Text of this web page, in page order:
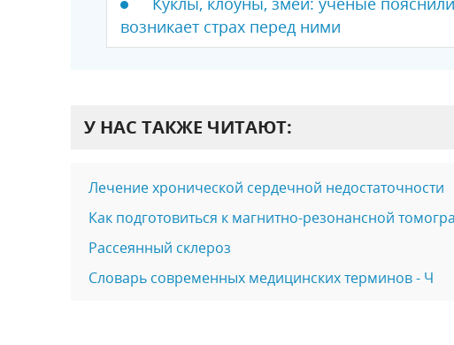
возникает страх перед ними
У НАС ТАКЖЕ ЧИТАЮТ:
Лечение хронической сердечной недостаточности
Как подготовиться к магнитно-резонансной
Рассеянный склероз
Словарь современных медицинских терминов - Ч